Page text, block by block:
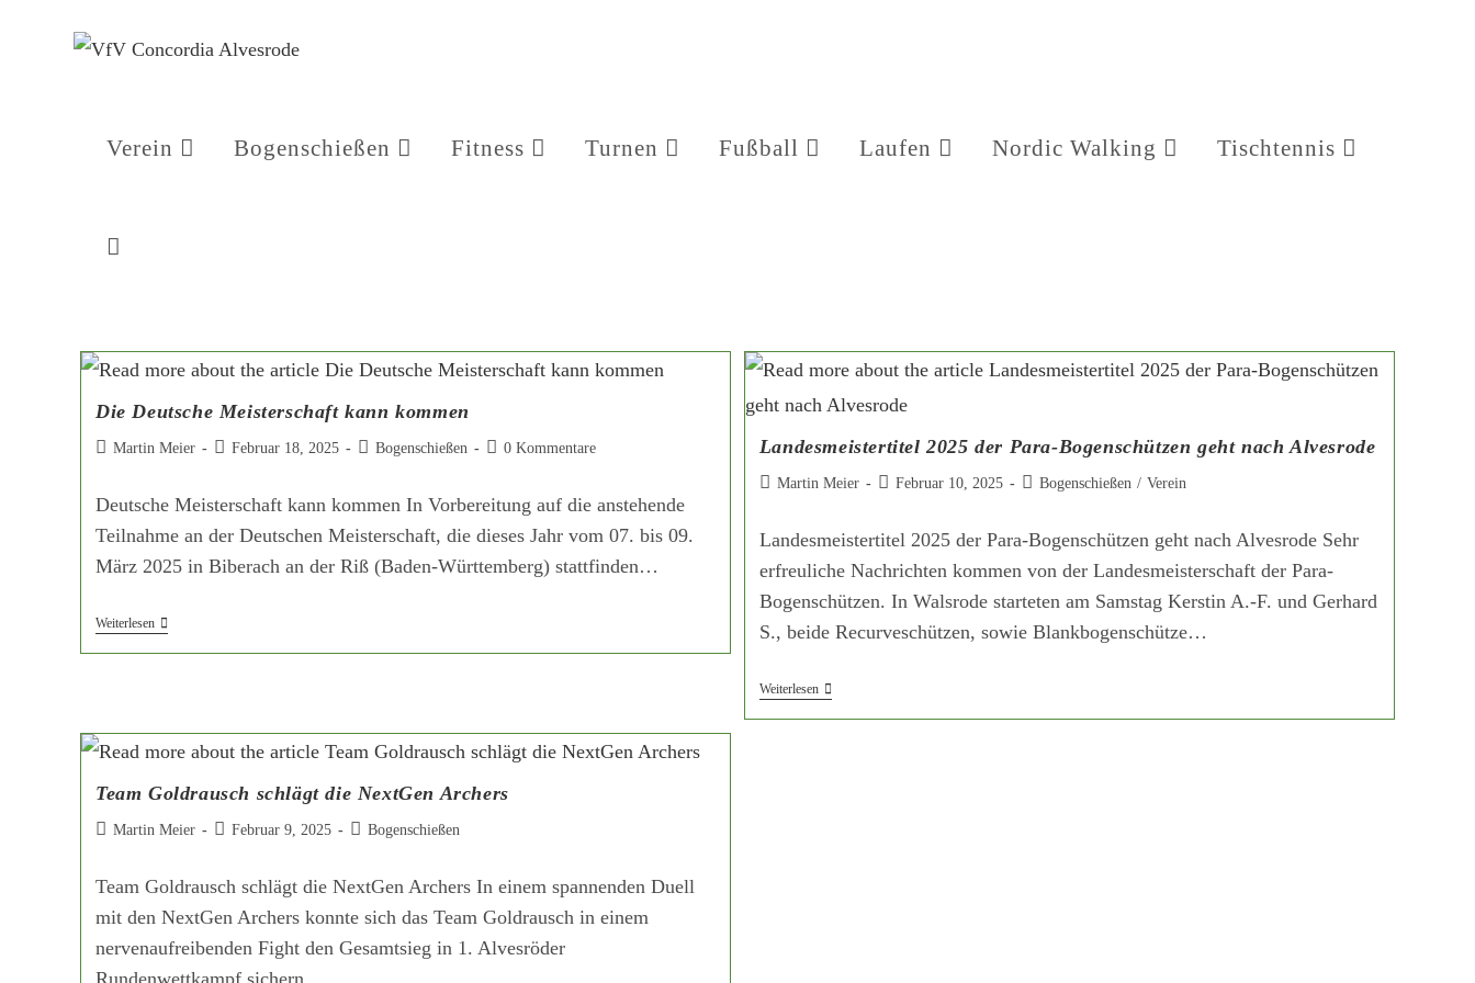
Verein Bogenschießen Fitness Turnen Fußball Laufen Nordic Walking Tischtennis
Die Deutsche Meisterschaft kann kommen
Martin Meier Februar 18, 2025 Bogenschießen 0 Kommentare
Deutsche Meisterschaft kann kommen In Vorbereitung auf die anstehende
Teilnahme an der Deutschen Meisterschaft, die dieses Jahr vom 07. bis 09.
März 2025 in Biberach an der Riß (Baden-Württemberg) stattfinden…
Weiterlesen
Landesmeistertitel 2025 der Para-Bogenschützen geht nach Alvesrode
Martin Meier Februar 10, 2025 Bogenschießen / Verein
Landesmeistertitel 2025 der Para-Bogenschützen geht nach Alvesrode Sehr
erfreuliche Nachrichten kommen von der Landesmeisterschaft der Para-
Bogenschützen. In Walsrode starteten am Samstag Kerstin A.-F. und Gerhard
S., beide Recurveschützen, sowie Blankbogenschütze…
Weiterlesen
Team Goldrausch schlägt die NextGen Archers
Martin Meier Februar 9, 2025 Bogenschießen
Team Goldrausch schlägt die NextGen Archers In einem spannenden Duell
mit den NextGen Archers konnte sich das Team Goldrausch in einem
nervenaufreibenden Fight den Gesamtsieg in 1. Alvesröder
Rundenwettkampf sichern.…